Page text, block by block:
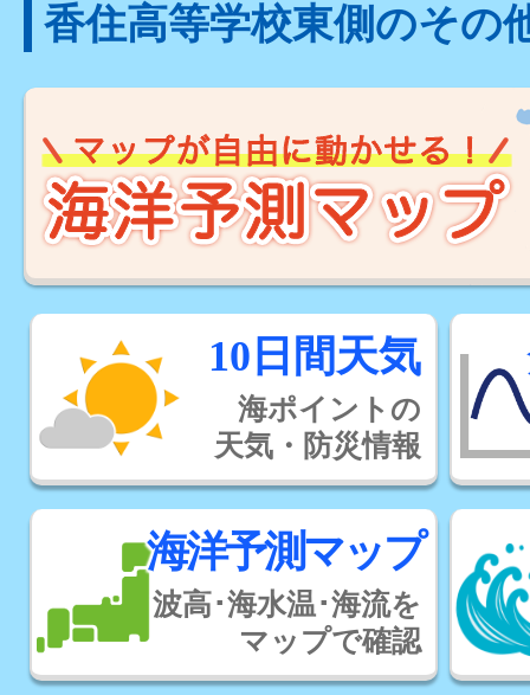
香住高等学校東側のその
10日間天気
海ポイントの
天気・防災情報
海洋予測マップ
波高･海水温･海流を
マップで確認